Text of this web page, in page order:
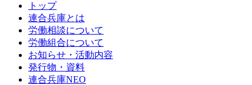
トップ
連合兵庫とは
労働相談について
労働組合について
お知らせ・活動内容
発行物・資料
連合兵庫NEO